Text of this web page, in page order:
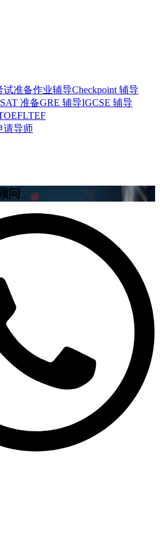
试准备作业辅导Checkpoint 辅导
SAT 准备GRE 辅导IGCSE 辅导
TEF
请导师
问